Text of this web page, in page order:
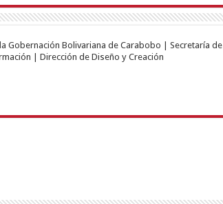
Gobernación Bolivariana de Carabobo | Secretaría de
| Dirección de Diseño y Creación